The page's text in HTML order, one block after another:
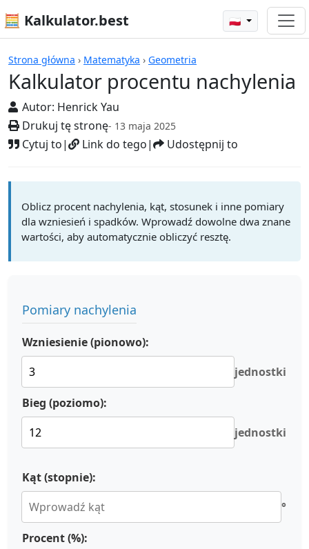
🧮 Kalkulator.best 🇵🇱
Strona główna › Matematyka › Geometria
Kalkulator procentu nachylenia
Autor: Henrick Yau
Drukuj tę stronę- 13 maja 2025
Cytuj to| Link do tego| Udostępnij to
Kalkulatory
Oblicz procent nachylenia, kąt, stosunek i inne pomiary
dla wzniesień i spadków. Wprowadź dowolne dwa znane
wartości, aby automatycznie obliczyć resztę.
Pomiary nachylenia
Wzniesienie (pionowo):
jednostki
Bieg (poziomo):
jednostki
Kąt (stopnie):
°
Procent (%):